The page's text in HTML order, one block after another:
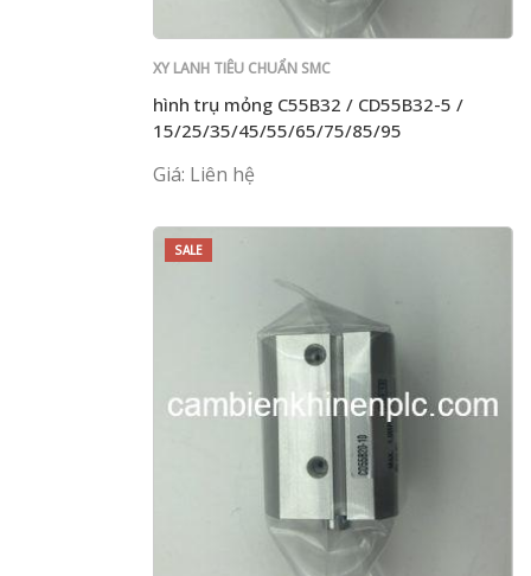
XY LANH TIÊU CHUẨN SMC
hình trụ mỏng C55B32 / CD55B32-5 /
15/25/35/45/55/65/75/85/95
Giá: Liên hệ
SALE